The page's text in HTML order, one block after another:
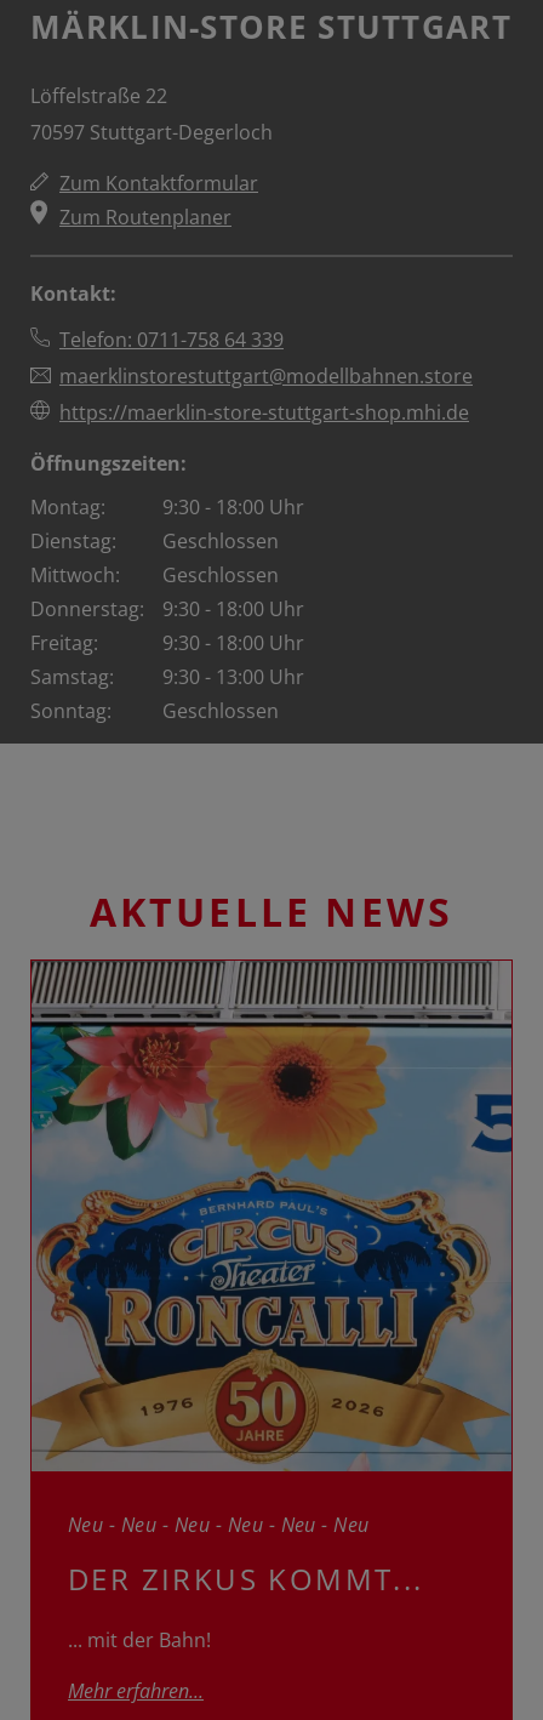
MÄRKLIN-STORE STUTTGART
Löffelstraße 22
70597 Stuttgart-Degerloch
Zum Kontaktformular
Zum Routenplaner
Kontakt:
Telefon: 0711-758 64 339
maerklinstorestuttgart@modellbahnen.store
https://maerklin-store-stuttgart-shop.mhi.de
Öffnungszeiten:
Montag:
9:30 - 18:00 Uhr
Dienstag:
Geschlossen
Mittwoch:
Geschlossen
Donnerstag:
9:30 - 18:00 Uhr
Freitag:
9:30 - 18:00 Uhr
Samstag:
9:30 - 13:00 Uhr
Sonntag:
Geschlossen
AKTUELLE NEWS
Neu - Neu - Neu - Neu - Neu - Neu
DER ZIRKUS KOMMT...
... mit der Bahn!
Mehr erfahren...